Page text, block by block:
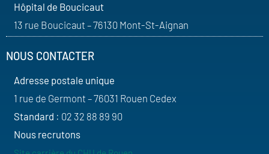
Hôpital de Boucicaut
13 rue Boucicaut – 76130 Mont-St-Aignan
NOUS CONTACTER
Adresse postale unique
1 rue de Germont – 76031 Rouen Cedex
Standard : 02 32 88 89 90
Nous recrutons